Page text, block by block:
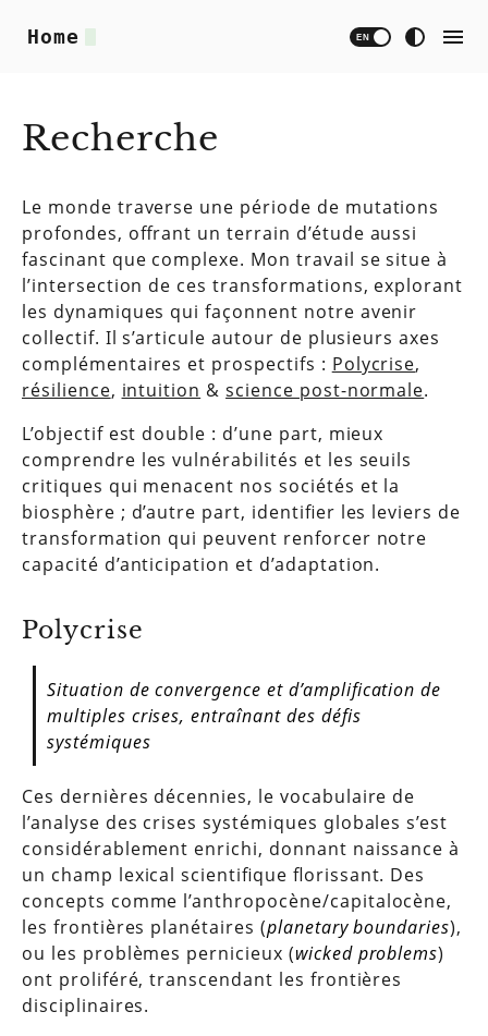
Home EN
Recherche
Le monde traverse une période de mutations
profondes, offrant un terrain d’étude aussi
fascinant que complexe. Mon travail se situe à
l’intersection de ces transformations, explorant
les dynamiques qui façonnent notre avenir
collectif. Il s’articule autour de plusieurs axes
complémentaires et prospectifs : Polycrise,
résilience, intuition &science post-normale.
L’objectif est double : d’une part, mieux
comprendre les vulnérabilités et les seuils
critiques qui menacent nos sociétés et la
biosphère ; d’autre part, identifier les leviers de
transformation qui peuvent renforcer notre
capacité d’anticipation et d’adaptation.
Polycrise
Situation de convergence et d’amplification de
multiples crises, entraînant des défis
systémiques
Ces dernières décennies, le vocabulaire de
l’analyse des crises systémiques globales s’est
considérablement enrichi, donnant naissance à
un champ lexical scientifique florissant. Des
concepts comme l’anthropocène/capitalocène,
les frontières planétaires (planetary boundaries),
ou les problèmes pernicieux (wicked problems)
ont proliféré, transcendant les frontières
disciplinaires.